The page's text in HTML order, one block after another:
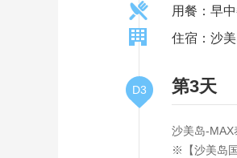
用餐：早
住宿：沙
D3 第3天
沙美岛-MAX
※【沙美岛